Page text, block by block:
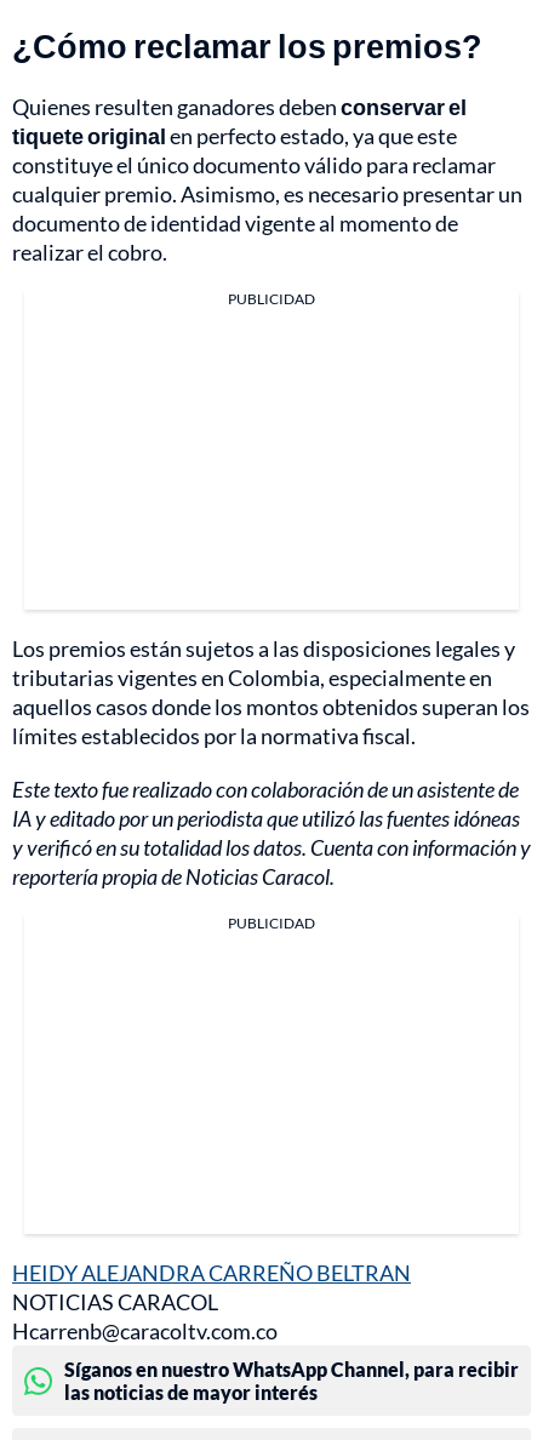
¿Cómo reclamar los premios?
Quienes resulten ganadores debenconservar el
tiquete originalen perfecto estado, ya que este
constituye el único documento válido para reclamar
cualquier premio. Asimismo, es necesario presentar un
documento de identidad vigente al momento de
realizar el cobro.
PUBLICIDAD
Los premios están sujetos a las disposiciones legales y
tributarias vigentes en Colombia, especialmente en
aquellos casos donde los montos obtenidos superan los
límites establecidos por la normativa fiscal.
Este texto fue realizado con colaboración de un asistente de
IA y editado por un periodista que utilizó las fuentes idóneas
y verificó en su totalidad los datos. Cuenta con información y
reportería propia de Noticias Caracol.
PUBLICIDAD
HEIDY ALEJANDRA CARREÑO BELTRAN
NOTICIAS CARACOL
Hcarrenb@caracoltv.com.co
Síganos en nuestro WhatsApp Channel, para recibir
las noticias de mayor interés